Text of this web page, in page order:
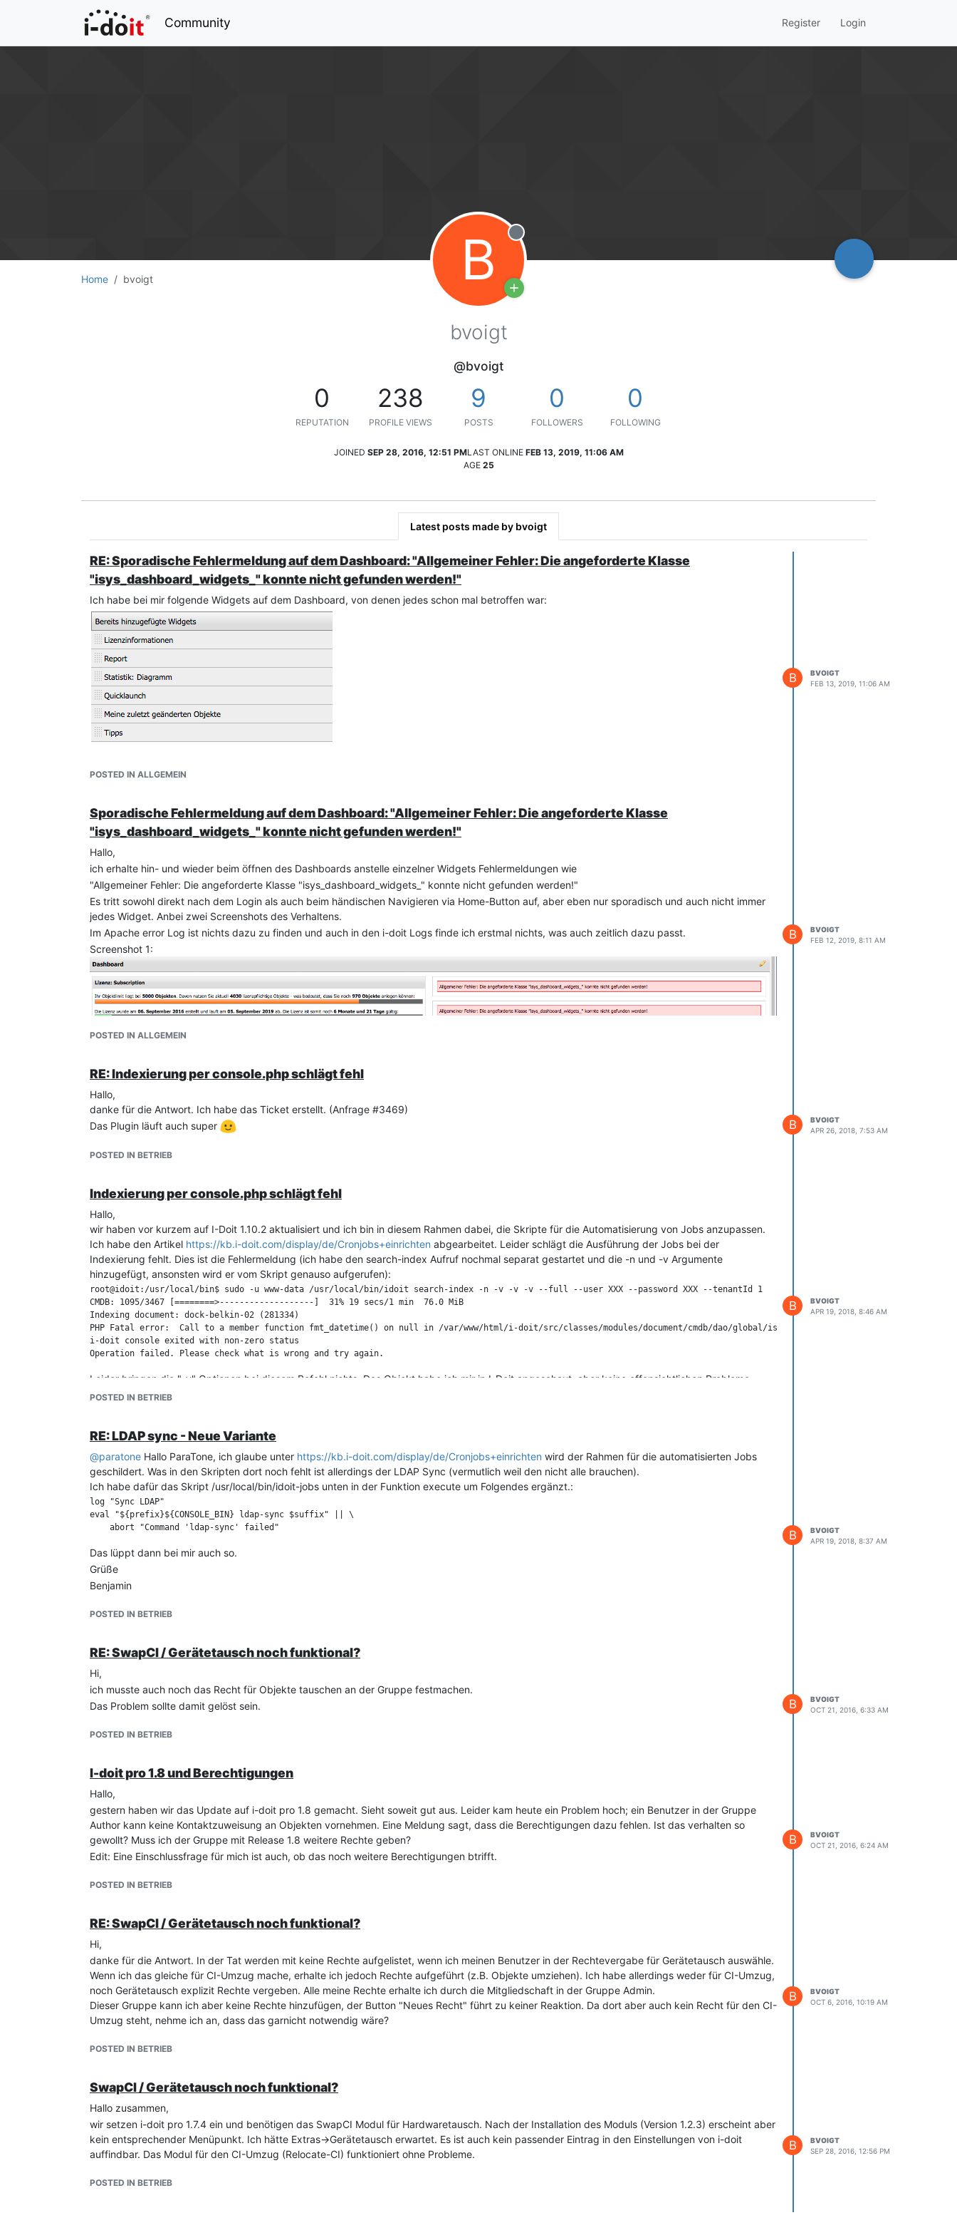
Community Register Login
Home bvoigt B Offline
bvoigt
@bvoigt
0
REPUTATION
238
PROFILE VIEWS
9
POSTS
0
FOLLOWERS
0
FOLLOWING
JOINED SEP 28, 2016, 12:51 PMLAST ONLINE FEB 13, 2019, 11:06 AM
AGE 25
Latest posts made by bvoigt
RE: Sporadische Fehlermeldung auf dem Dashboard: "Allgemeiner Fehler: Die angeforderte Klasse
"isys_dashboard_widgets_" konnte nicht gefunden werden!"
Ich habe bei mir folgende Widgets auf dem Dashboard, von denen jedes schon mal betroffen war:
POSTED IN ALLGEMEIN
B
BVOIGT
FEB 13, 2019, 11:06 AM
Sporadische Fehlermeldung auf dem Dashboard: "Allgemeiner Fehler: Die angeforderte Klasse
"isys_dashboard_widgets_" konnte nicht gefunden werden!"
Hallo,
ich erhalte hin- und wieder beim öffnen des Dashboards anstelle einzelner Widgets Fehlermeldungen wie
"Allgemeiner Fehler: Die angeforderte Klasse "isys_dashboard_widgets_" konnte nicht gefunden werden!"
Es tritt sowohl direkt nach dem Login als auch beim händischen Navigieren via Home-Button auf, aber eben nur sporadisch und auch nicht immer
jedes Widget. Anbei zwei Screenshots des Verhaltens.
Im Apache error Log ist nichts dazu zu finden und auch in den i-doit Logs finde ich erstmal nichts, was auch zeitlich dazu passt.
Screenshot 1:
Screenshot 2:
POSTED IN ALLGEMEIN
B
BVOIGT
FEB 12, 2019, 8:11 AM
RE: Indexierung per console.php schlägt fehl
Hallo,
danke für die Antwort. Ich habe das Ticket erstellt. (Anfrage #3469)
Das Plugin läuft auch super
POSTED IN BETRIEB
B
BVOIGT
APR 26, 2018, 7:53 AM
Indexierung per console.php schlägt fehl
Hallo,
wir haben vor kurzem auf I-Doit 1.10.2 aktualisiert und ich bin in diesem Rahmen dabei, die Skripte für die Automatisierung von Jobs anzupassen.
Ich habe den Artikel https://kb.i-doit.com/display/de/Cronjobs+einrichten abgearbeitet. Leider schlägt die Ausführung der Jobs bei der
Indexierung fehlt. Dies ist die Fehlermeldung (ich habe den search-index Aufruf nochmal separat gestartet und die -n und -v Argumente
hinzugefügt, ansonsten wird er vom Skript genauso aufgerufen):
root@idoit:/usr/local/bin$ sudo -u www-data /usr/local/bin/idoit search-index -n -v -v -v --full --user XXX --password XXX --tenantId 1
CMDB: 1095/3467 [========>-------------------]  31% 19 secs/1 min  76.0 MiB
Indexing document: dock-belkin-02 (281334)
PHP Fatal error:  Call to a member function fmt_datetime() on null in /var/www/html/i-doit/src/classes/modules/document/cmdb/dao/global/
i-doit console exited with non-zero status
Leider bringen die "-v" Optionen bei diesem Befehl nichts. Das Objekt habe ich mir in I-Doit angeschaut, aber keine offensichtlichen Probleme
gefunden. Es handelt sich um ein Objekt in von einem benutzerdefinierten Objekttyp "Docking Station".
darstellen kann? Ich hatte zunächst vergeblich einen Button dafür gesucht
POSTED IN BETRIEB
B
BVOIGT
APR 19, 2018, 8:46 AM
RE: LDAP sync - Neue Variante
@paratone Hallo ParaTone, ich glaube unter https://kb.i-doit.com/display/de/Cronjobs+einrichten wird der Rahmen für die automatisierten Jobs
geschildert. Was in den Skripten dort noch fehlt ist allerdings der LDAP Sync (vermutlich weil den nicht alle brauchen).
Ich habe dafür das Skript /usr/local/bin/idoit-jobs unten in der Funktion execute um Folgendes ergänzt.:
log "Sync LDAP"
eval "${prefix}${CONSOLE_BIN} ldap-sync $suffix" || \
Das lüppt dann bei mir auch so.
Grüße
Benjamin
POSTED IN BETRIEB
B
BVOIGT
APR 19, 2018, 8:37 AM
RE: SwapCI / Gerätetausch noch funktional?
Hi,
ich musste auch noch das Recht für Objekte tauschen an der Gruppe festmachen.
Das Problem sollte damit gelöst sein.
POSTED IN BETRIEB
B
BVOIGT
OCT 21, 2016, 6:33 AM
I-doit pro 1.8 und Berechtigungen
Hallo,
gestern haben wir das Update auf i-doit pro 1.8 gemacht. Sieht soweit gut aus. Leider kam heute ein Problem hoch; ein Benutzer in der Gruppe
Author kann keine Kontaktzuweisung an Objekten vornehmen. Eine Meldung sagt, dass die Berechtigungen dazu fehlen. Ist das verhalten so
gewollt? Muss ich der Gruppe mit Release 1.8 weitere Rechte geben?
Edit: Eine Einschlussfrage für mich ist auch, ob das noch weitere Berechtigungen btrifft.
POSTED IN BETRIEB
B
BVOIGT
OCT 21, 2016, 6:24 AM
RE: SwapCI / Gerätetausch noch funktional?
Hi,
danke für die Antwort. In der Tat werden mit keine Rechte aufgelistet, wenn ich meinen Benutzer in der Rechtevergabe für Gerätetausch auswähle.
Wenn ich das gleiche für CI-Umzug mache, erhalte ich jedoch Rechte aufgeführt (z.B. Objekte umziehen). Ich habe allerdings weder für CI-Umzug,
noch Gerätetausch explizit Rechte vergeben. Alle meine Rechte erhalte ich durch die Mitgliedschaft in der Gruppe Admin.
Dieser Gruppe kann ich aber keine Rechte hinzufügen, der Button "Neues Recht" führt zu keiner Reaktion. Da dort aber auch kein Recht für den CI-
Umzug steht, nehme ich an, dass das garnicht notwendig wäre?
POSTED IN BETRIEB
B
BVOIGT
OCT 6, 2016, 10:19 AM
SwapCI / Gerätetausch noch funktional?
Hallo zusammen,
wir setzen i-doit pro 1.7.4 ein und benötigen das SwapCI Modul für Hardwaretausch. Nach der Installation des Moduls (Version 1.2.3) erscheint aber
kein entsprechender Menüpunkt. Ich hätte Extras->Gerätetausch erwartet. Es ist auch kein passender Eintrag in den Einstellungen von i-doit
auffindbar. Das Modul für den CI-Umzug (Relocate-CI) funktioniert ohne Probleme.
POSTED IN BETRIEB
B
BVOIGT
SEP 28, 2016, 12:56 PM